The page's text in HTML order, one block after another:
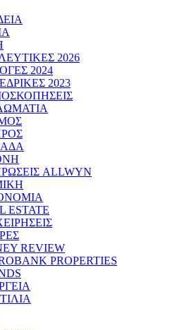
2026
2024
2023
ALLWYN
ESTATE
REVIEW
PROPERTIES